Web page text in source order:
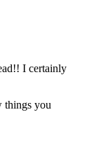
I certainly
things you